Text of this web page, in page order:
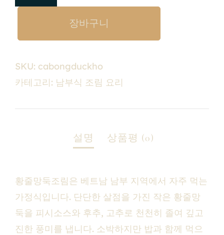
장바구니
SKU: cabongduckho
카테고리: 남부식 조림 요리
황줄망둑조림은 베트남 남부 지역에서 자주 먹는
가정식입니다. 단단한 살점을 가진 작은 황줄망
둑을 피시소스와 후추, 고추로 천천히 졸여 깊고
진한 풍미를 냅니다. 소박하지만 밥과 함께 먹으